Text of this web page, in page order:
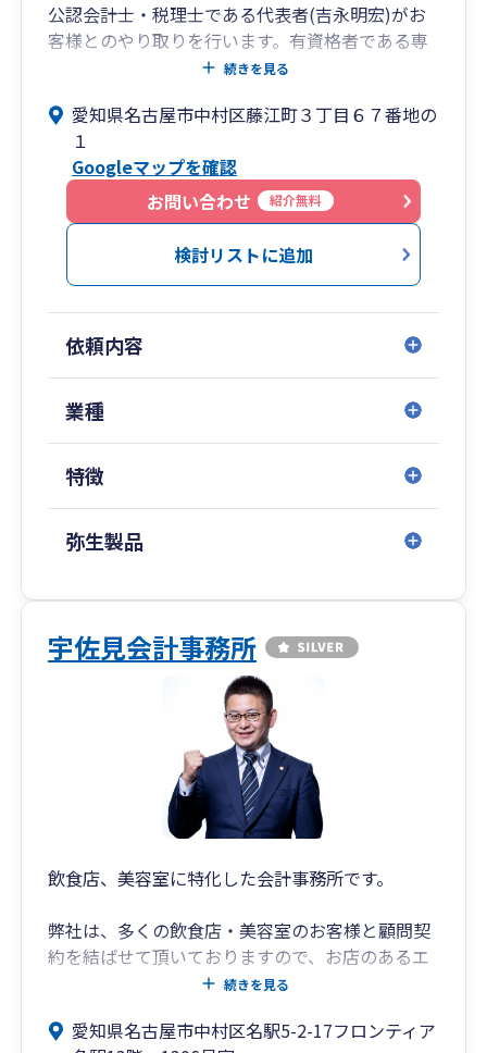
公認会計士・税理士である代表者(吉永明宏)がお
客様とのやり取りを行います。有資格者である専
門家が対応しますので迅速かつ高品質なサービス
②若くてITにも強い
代表は税理士の中では年齢が若く(30代)、お客様
とのやり取りもITツールを積極的に活用して効率
的に行います。これにより、月額の顧問料を抑え
ています。
③銀行対応に強い
公認会計士として銀行を監査していた経験が豊富
入の実績も豊富です。
続きを見る
愛知県名古屋市中村区藤江町３丁目６７番地の
１
Googleマップを確認
お問い合わせ
紹介無料
検討リストに追加
依頼内容
業種
特徴
弥生製品
宇佐見会計事務所
飲食店、美容室に特化した会計事務所です。
弊社は、多くの飲食店・美容室のお客様と顧問契
約を結ばせて頂いておりますので、お店のあるエ
リアと立地・坪数が分かれば、売上を見ただけで
華街の美容室と住宅街の美容室の利益構造の違い
続きを見る
愛知県名古屋市中村区名駅5-2-17フロンティア